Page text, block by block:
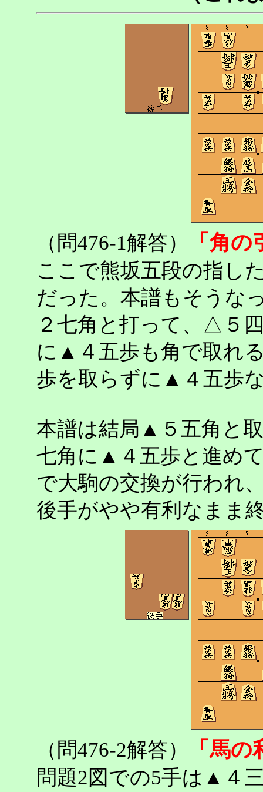
（問476-1解答） 「角
ここで熊坂五段の指し
だった。本譜もそう
２七角と打って、△５
に▲４五歩も角で取れ
歩を取らずに▲４五歩
本譜は結局▲５五角と
七角に▲４五歩と進め
で大駒の交換が行われ
後手がやや有利なまま
（問476-2解答） 「馬
問題2図での5手は▲４